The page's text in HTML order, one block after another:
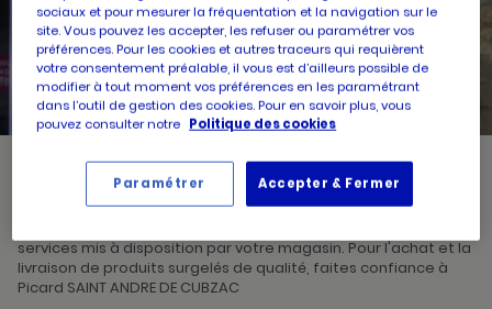
RECHERCHERUN
POINT
DE
VENTE
PICARD
Picard, créateur de saveurs et commerçant de proximité, vous
accueille dans l'un de ses magasins à SAINT ANDRE DE CUBZAC.
services mis à disposition par votre magasin. Pour l'achat et la
livraison de produits surgelés de qualité, faites confiance à
Picard SAINT ANDRE DE CUBZAC
sociaux et pour mesurer la fréquentation et la navigation sur le
site. Vous pouvez les accepter, les refuser ou paramétrer vos
préférences. Pour les cookies et autres traceurs qui requièrent
votre consentement préalable, il vous est d’ailleurs possible de
modifier à tout moment vos préférences en les paramétrant
dans l’outil de gestion des cookies. Pour en savoir plus, vous
pouvez consulter notre Politique des cookies
Accepter & Fermer
Paramétrer